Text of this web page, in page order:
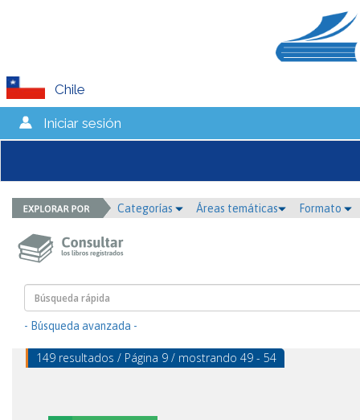
Chile
Iniciar sesión
Categorías Áreas temáticas Formato
- Búsqueda avanzada -
149 resultados / Página 9 / mostrando 49 - 54